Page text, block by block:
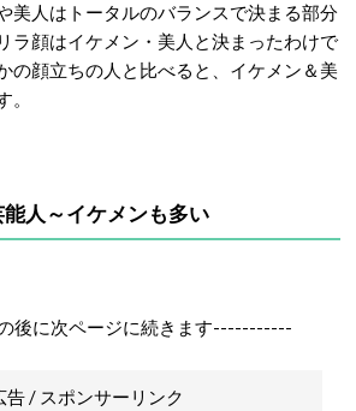
美人はトータルのバランスで決まる部分
ラ顔はイケメン・美人と決まったわけで
の顔立ちの人と比べると、イケメン＆美
。
人～イケメンも多い
後に次ページに続きます-----------
告 / スポンサーリンク